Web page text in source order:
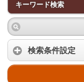
キーワード検索
検索条件設定